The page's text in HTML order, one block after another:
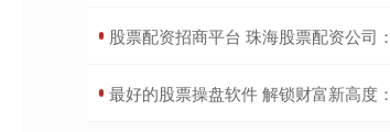
股票配资招商平台 珠海股票配资公司：助力投资
最好的股票操盘软件 解锁财富新高度：在线股票配资平台，